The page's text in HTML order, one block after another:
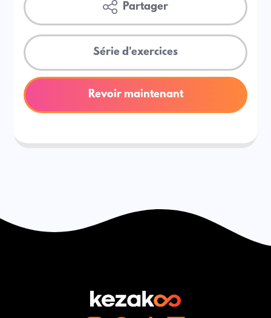
Partager
Série d'exercices
Revoir maintenant